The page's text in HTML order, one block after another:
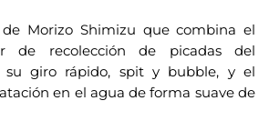
Morizo ​​Shimizu que combina el
de recolección de picadas del
su giro rápido, spit y bubble, y el
en el agua de forma suave de